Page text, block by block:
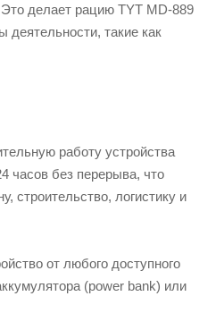
Это делает рацию TYT MD-889
такие как
работу устройства
часов без перерыва, что
строительство, логистику и
от любого доступного
(power bank) или